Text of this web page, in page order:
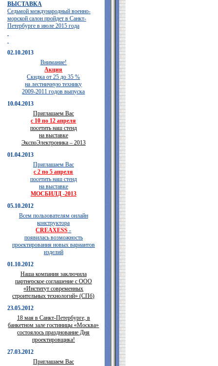
ВЫСТАВКА
Седьмой международный военно-
морской салон пройдет в Санкт-
Петербурге в июле 2015 года
02.10.2013
Внимание!
Акция
Скидка от 25 до 35 %
на лестничную технику
2009-2011 годов выпуска
10.04.2013
Приглашаем Вас
с 10 по 12 апреля
посетить наш стенд
на выставке
ЭкспоЭлектроника – 2013
01.04.2013
Приглашаем Вас
с 2 по 5 апреля
посетить наш стенд
на выставке
МОСБИЛД -2013
05.10.2012
Всем пользователям онлайн
конструктора
CREAXESS -
появилась возможность
проектирования новых вариантов
изделий
01.10.2012
Наша компания заключила
партнерское соглашение с ООО
«Институт современных
строительных технологий» (СПб)
23.05.2012
18 мая в Санкт-Петербурге, в
банкетном зале гостиницы «Москва»
состоялось празднование Дня
проектировщика!
27.03.2012
Приглашаем Вас